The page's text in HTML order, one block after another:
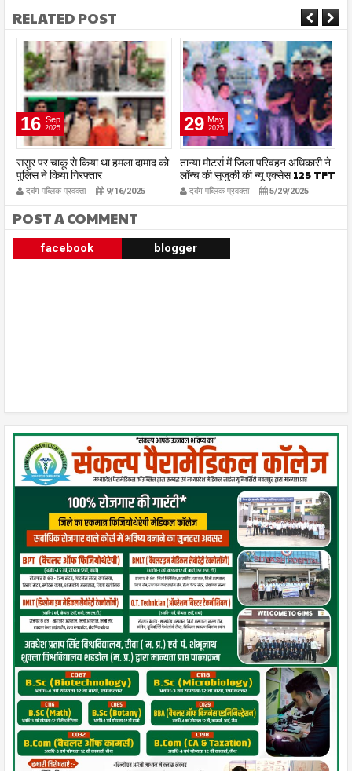
RELATED POST
16 Sep
2025
ससुर पर चाकू से किया था हमला दामाद को
पुलिस ने किया गिरफ्तार
दबंग पब्लिक प्रवक्ता 9/16/2025
29 May
2025
तान्या मोटर्स में जिला परिवहन अधिकारी ने
लॉन्च की सुजुकी की न्यू एक्सेस 125 TFT
दबंग पब्लिक प्रवक्ता 5/29/2025
POST A COMMENT
facebook blogger